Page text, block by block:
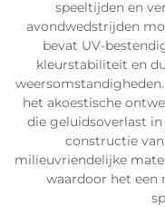
speeltijden en
avondwedstrijden
bevat UV-
kleurstabiliteit en
het akoestische
die geluidsoverlast
constructie
milieuvriendelijke
waardoor het een